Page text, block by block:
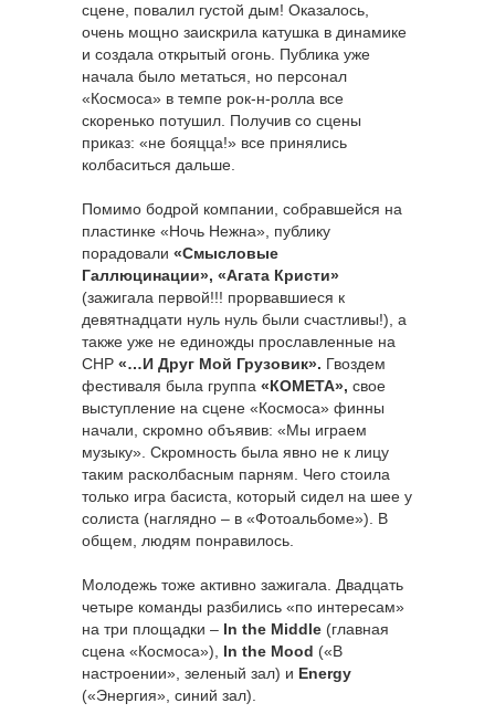
сцене, повалил густой дым! Оказалось,
очень мощно заискрила катушка в динамике
и создала открытый огонь. Публика уже
начала было метаться, но персонал
«Космоса» в темпе рок-н-ролла все
скоренько потушил. Получив со сцены
приказ: «не бояцца!» все принялись
колбаситься дальше.
Помимо бодрой компании, собравшейся на
пластинке «Ночь Нежна», публику
порадовали «Смысловые
Галлюцинации», «Агата Кристи»
(зажигала первой!!! прорвавшиеся к
девятнадцати нуль нуль были счастливы!), а
также уже не единожды прославленные на
СНР «…И Друг Мой Грузовик». Гвоздем
фестиваля была группа «КОМЕТА», свое
выступление на сцене «Космоса» финны
начали, скромно объявив: «Мы играем
музыку». Скромность была явно не к лицу
таким расколбасным парням. Чего стоила
только игра басиста, который сидел на шее у
солиста (наглядно – в «Фотоальбоме»). В
общем, людям понравилось.
Молодежь тоже активно зажигала. Двадцать
четыре команды разбились «по интересам»
на три площадки – In the Middle (главная
сцена «Космоса»), In the Mood («В
настроении», зеленый зал) и Energy
(«Энергия», синий зал).